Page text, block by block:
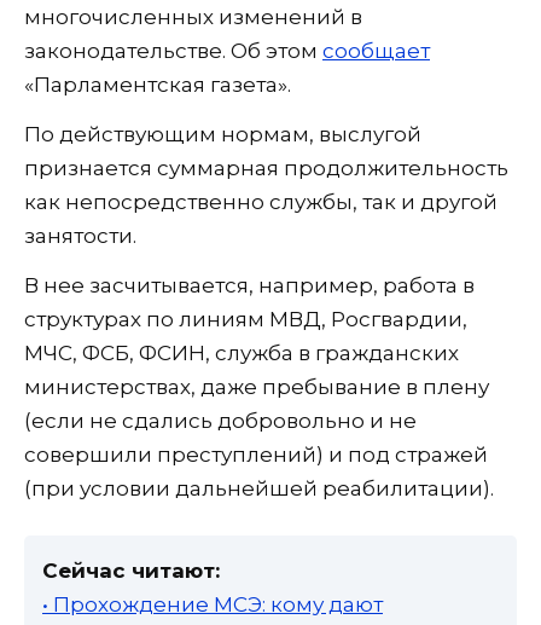
многочисленных изменений в
законодательстве. Об этом сообщает
«Парламентская газета».
По действующим нормам, выслугой
признается суммарная продолжительность
как непосредственно службы, так и другой
занятости.
В нее засчитывается, например, работа в
структурах по линиям МВД, Росгвардии,
МЧС, ФСБ, ФСИН, служба в гражданских
министерствах, даже пребывание в плену
(если не сдались добровольно и не
совершили преступлений) и под стражей
(при условии дальнейшей реабилитации).
Сейчас читают:
• Прохождение МСЭ: кому дают